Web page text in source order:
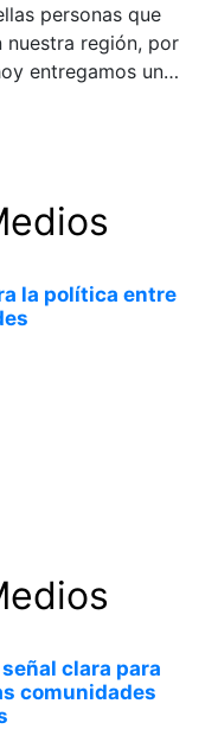
personas que
nuestra región, por
entregamos un…
la política entre
clara para
comunidades